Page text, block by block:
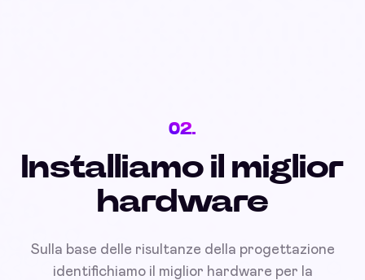
02.
Installiamo il miglior
hardware
Sulla base delle risultanze della progettazione
identifichiamo il miglior hardware per la